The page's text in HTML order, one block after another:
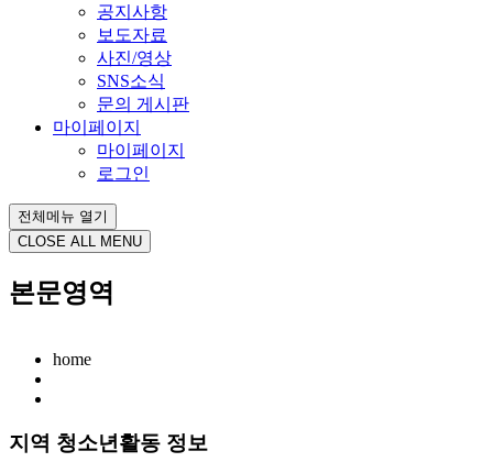
공지사항
보도자료
사진/영상
SNS소식
문의 게시판
마이페이지
마이페이지
로그인
전체메뉴 열기
CLOSE ALL MENU
본문영역
home
지역 청소년활동 정보